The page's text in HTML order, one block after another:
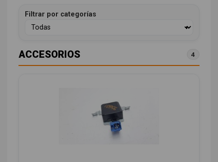
Filtrar por categorías
ACCESORIOS 4